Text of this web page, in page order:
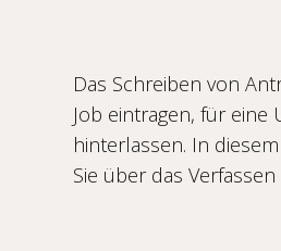
Das Schreiben von
Job eintragen, für eine
hinterlassen. In
Sie über das